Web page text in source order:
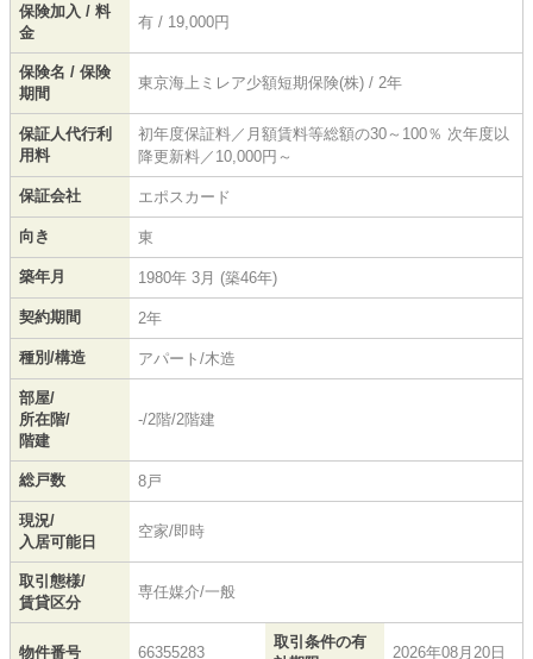
保険加入 / 料
金
有 / 19,000円
保険名 / 保険
期間
東京海上ミレア少額短期保険(株) / 2年
保証人代行利
用料
初年度保証料／月額賃料等総額の30～100％ 次年度以
降更新料／10,000円～
保証会社 エポスカード
向き 東
築年月 1980年 3月 (築46年)
契約期間 2年
種別/構造 アパート/木造
部屋/
所在階/
階建
-/2階/2階建
総戸数 8戸
現況/
入居可能日
空家/即時
取引態様/
賃貸区分
専任媒介/一般
物件番号 66355283
取引条件の有
2026年08月20日